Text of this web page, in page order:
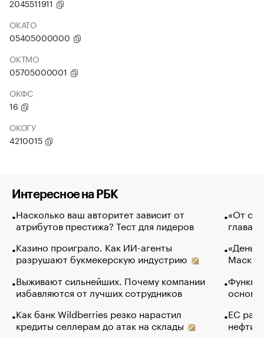
2045511911
ОКАТО
05405000000
ОКТМО
05705000001
ОКФС
16
ОКОГУ
4210015
Интересное на РБК
Насколько ваш авторитет зависит от
атрибутов престижа? Тест для лидеров
Казино проиграло. Как ИИ-агенты
разрушают букмекерскую индустрию
Выживают сильнейших. Почему компании
избавляются от лучших сотрудников
Как банк Wildberries резко нарастил
кредиты селлерам до атак на склады
«От
глава
Маск в
основ
ЕС
нефти